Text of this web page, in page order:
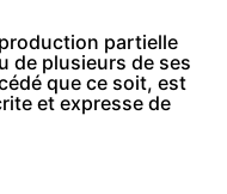
partielle
de plusieurs de ses
que ce soit, est
et expresse de